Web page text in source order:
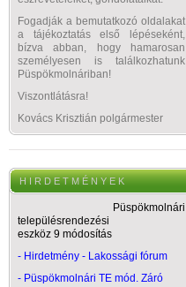
Fogadják a bemutatkozó oldalakat
a tájékoztatás első lépéseként,
bízva abban, hogy hamarosan
személyesen is találkozhatunk
Püspökmolnáriban!
Viszontlátásra!
Kovács Krisztián polgármester
H I R D E T M É N Y E K
Püspökmolnári
településrendezési
eszköz 9 módosítás
- Hirdetmény - Lakossági fórum
- Püspökmolnári TE mód. Záró